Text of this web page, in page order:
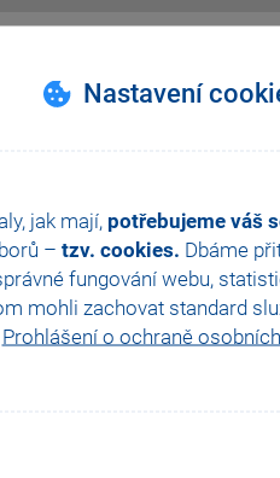
Nastavení
jak mají, potřebujeme váš
– tzv. cookies. Dbáme
fungování webu,
mohli zachovat standard
Prohlášení o ochraně